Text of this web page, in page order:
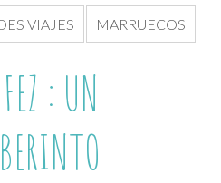
VIAJES MARRUECOS
: UN